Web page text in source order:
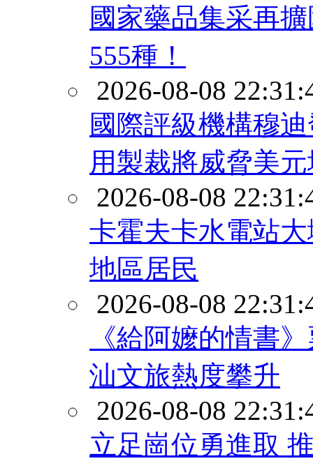
國家藥品集采再
555種！
2026-08-08
國際評級機構穆
用製裁將威脅美
2026-08-08
卡霍夫卡水電站
地區居民
2026-08-08
《給阿嬤的情書
汕文旅熱度攀升
2026-08-08
立足崗位勇進取